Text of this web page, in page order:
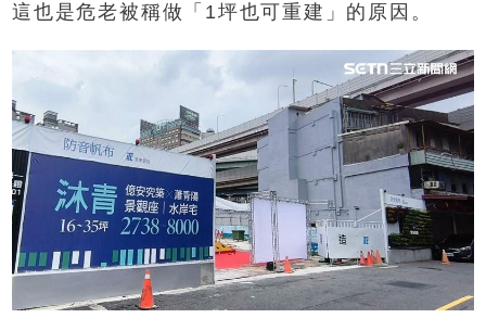
這也是危老被稱做「1坪也可重建」的原因。